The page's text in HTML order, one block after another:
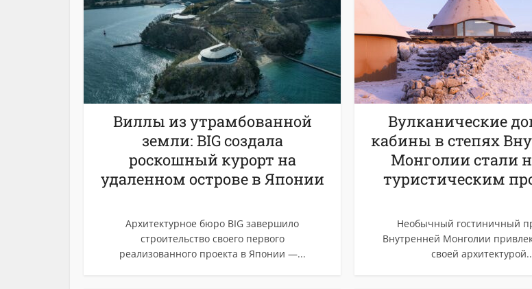
Виллы из утрамбованной
земли: BIG создала
роскошный курорт на
удаленном острове в Японии
Архитектурное бюро BIG завершило
строительство своего первого
реализованного проекта в Японии —...
Вулканические
кабины в степях
Монголии стали
туристическим
Необычный гостиничный
Внутренней Монголии
своей